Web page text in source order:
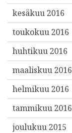
kesäkuu 2016
toukokuu 2016
huhtikuu 2016
maaliskuu 2016
helmikuu 2016
tammikuu 2016
joulukuu 2015